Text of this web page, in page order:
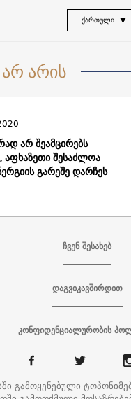
ᲥᲐᲠᲗᲣᲚᲘ
არის
არ შეამცირებს
აფხაზეთი შესაძლოა
გარეშე დარჩეს
ჩვენ შესახებ
დაგვიკავშირდით
კონფიდენციალურობის
გამოყენებული